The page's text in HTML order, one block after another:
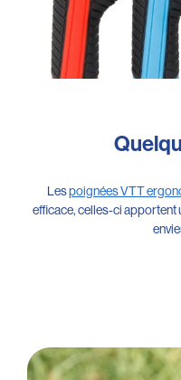
Lespoignées VTT
efficace, celles-ci apportent